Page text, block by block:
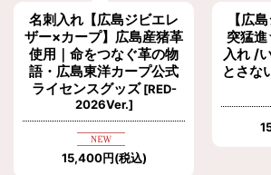
名刺入れ【広島ジビエレ
ザー×カープ】広島産猪革
使用｜命をつなぐ革の物
語・広島東洋カープ公式
ライセンスグッズ [RED-
2026Ver.]
15,400円(税込)
【広
突猛
入れ /
とさな